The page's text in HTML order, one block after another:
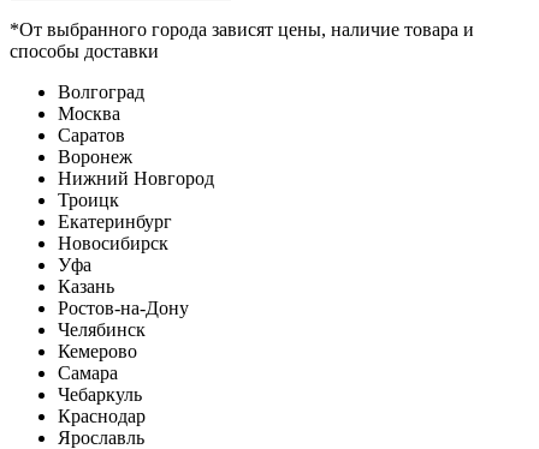
*От выбранного города зависят цены, наличие товара и
способы доставки
Волгоград
Москва
Саратов
Воронеж
Нижний Новгород
Троицк
Екатеринбург
Новосибирск
Уфа
Казань
Ростов-на-Дону
Челябинск
Кемерово
Самара
Чебаркуль
Краснодар
Ярославль